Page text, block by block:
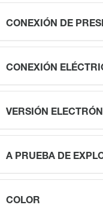
CONEXIÓN DE
CONEXIÓN
VERSIÓN
A PRUEBA DE
COLOR